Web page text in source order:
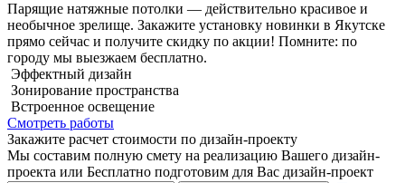
Парящие натяжные потолки — действительно красивое и
необычное зрелище. Закажите установку новинки в Якутске
прямо сейчас и получите скидку по акции! Помните: по
городу мы выезжаем бесплатно.
Эффектный дизайн
Зонирование пространства
Встроенное освещение
Смотреть работы
Закажите расчет cтоимости по дизайн-проекту
Мы составим полную смету на реализацию Вашего дизайн-
проекта или Бесплатно подготовим для Вас дизайн-проект